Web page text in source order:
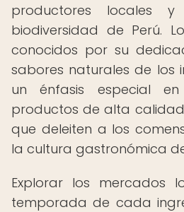
productores locales
biodiversidad de Perú.
conocidos por su
sabores naturales de los
un énfasis especial
productos de alta
que deleiten a los
la cultura gastronómica
Explorar los mercados
temporada de cada